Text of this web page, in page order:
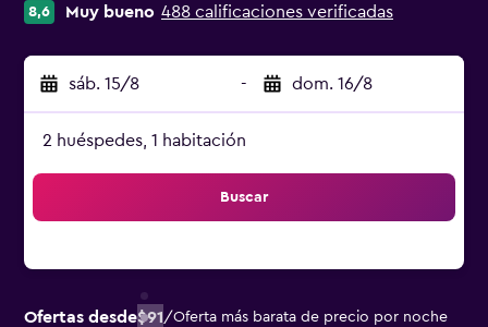
8,6 Muy bueno 488 calificaciones verificadas
sáb. 15/8 - dom. 16/8
2 huéspedes, 1 habitación
Buscar
Ofertas desde$91/Oferta más barata de precio por noche